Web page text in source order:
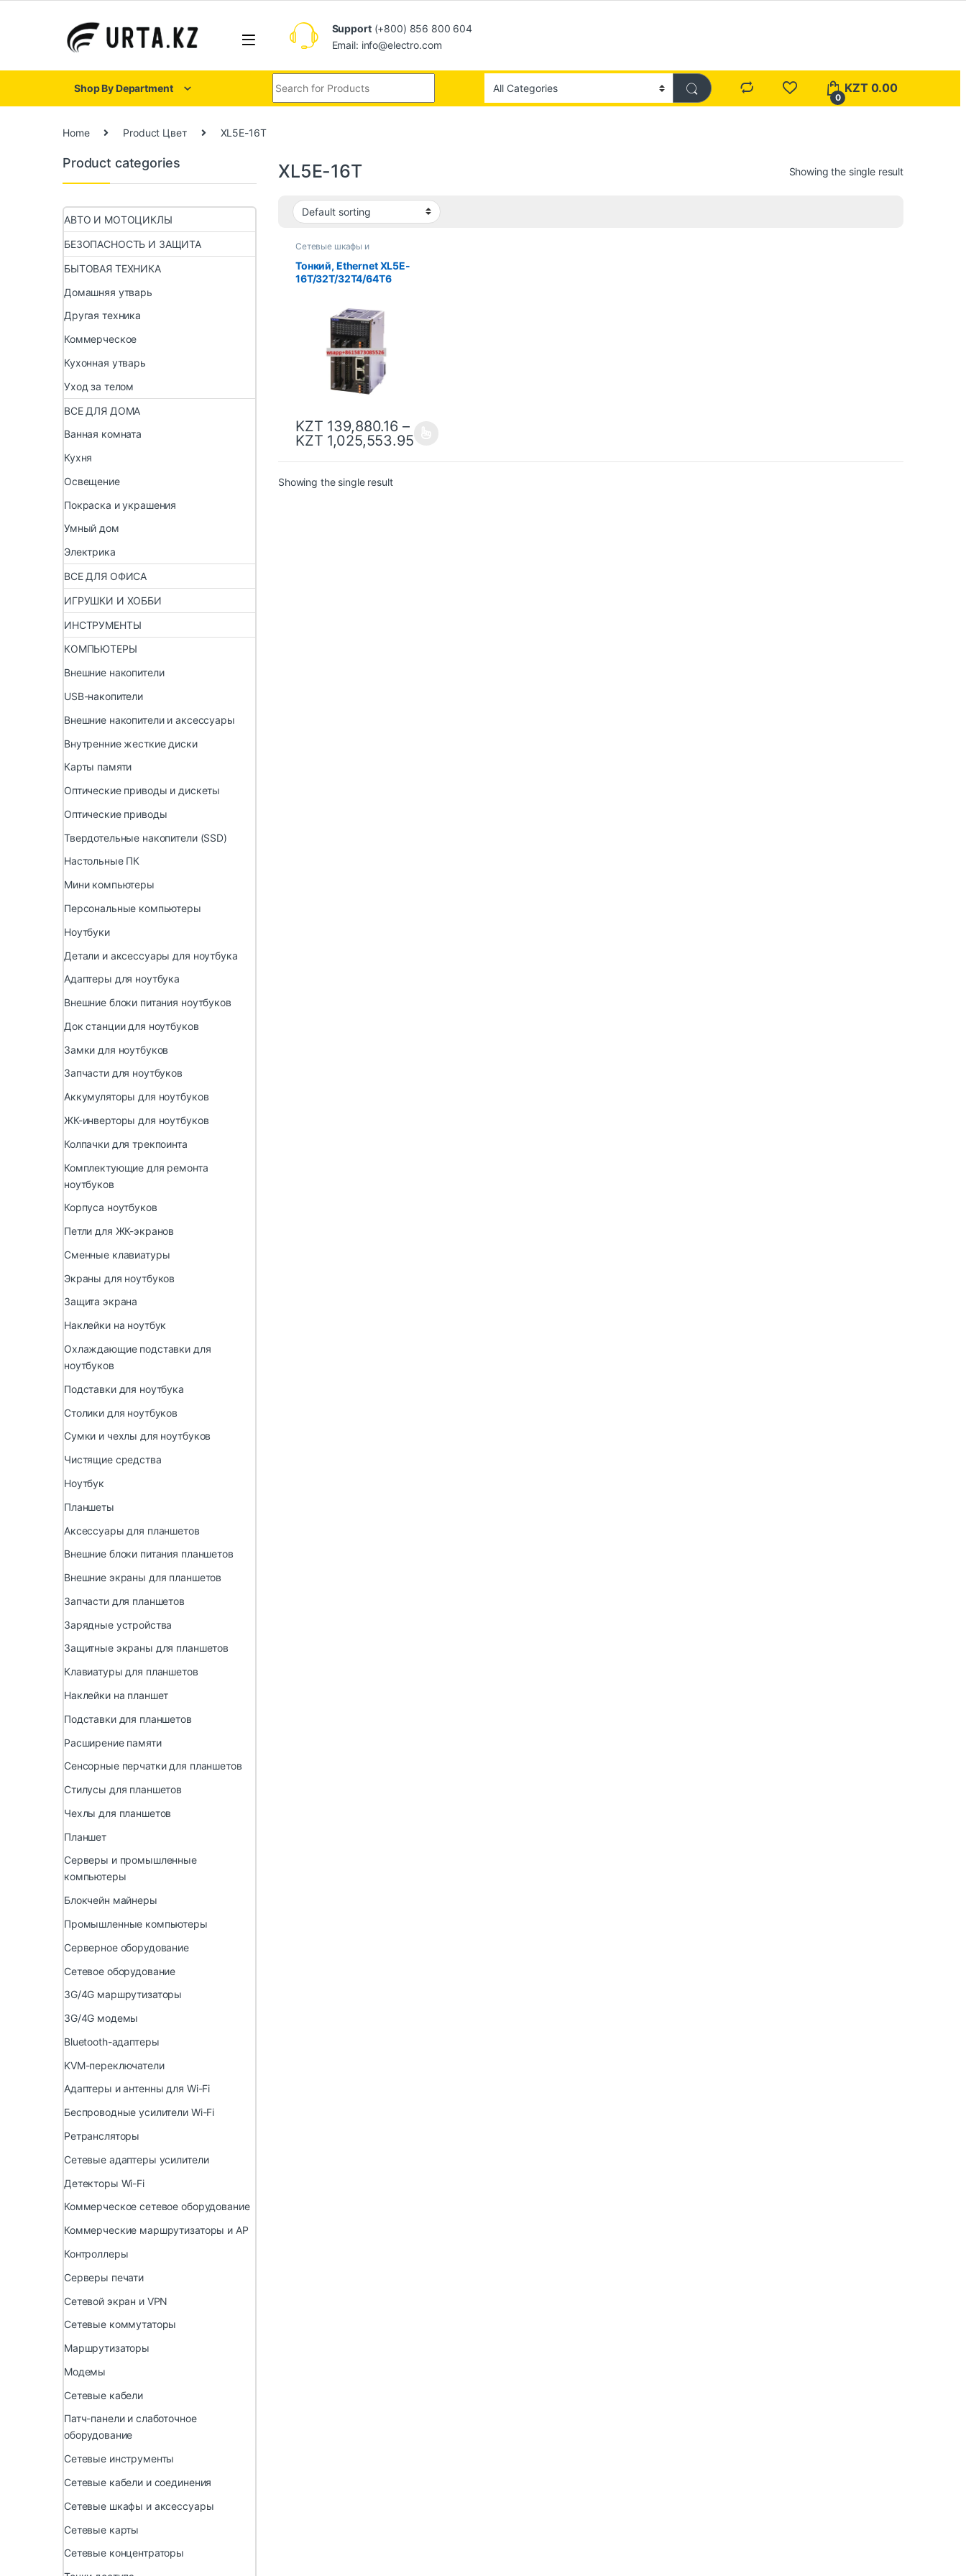
Support(+800) 856 800 604
Email: info@electro.com
Shop By Department
0
KZT 0.00
Home Product Цвет XL5E-16T
XL5E-16T Showing the single result
Сетевые шкафы и
Тонкий, Ethernet XL5E-
16T/32T/32T4/64T6
KZT 139,880.16 –
KZT 1,025,553.95
Showing the single result
Product categories
АВТО И МОТОЦИКЛЫ
БЕЗОПАСНОСТЬ И ЗАЩИТА
БЫТОВАЯ ТЕХНИКА
Домашняя утварь
Другая техника
Коммерческое
Кухонная утварь
Уход за телом
ВСЕ ДЛЯ ДОМА
Ванная комната
Кухня
Освещение
Покраска и украшения
Умный дом
Электрика
ВСЕ ДЛЯ ОФИСА
ИГРУШКИ И ХОББИ
ИНСТРУМЕНТЫ
КОМПЬЮТЕРЫ
Внешние накопители
USB-накопители
Внешние накопители и аксессуары
Внутренние жесткие диски
Карты памяти
Оптические приводы и дискеты
Оптические приводы
Твердотельные накопители (SSD)
Настольные ПК
Мини компьютеры
Персональные компьютеры
Ноутбуки
Детали и аксессуары для ноутбука
Адаптеры для ноутбука
Внешние блоки питания ноутбуков
Док станции для ноутбуков
Замки для ноутбуков
Запчасти для ноутбуков
Аккумуляторы для ноутбуков
ЖК-инверторы для ноутбуков
Колпачки для трекпоинта
Комплектующие для ремонта
ноутбуков
Корпуса ноутбуков
Петли для ЖК-экранов
Сменные клавиатуры
Экраны для ноутбуков
Защита экрана
Наклейки на ноутбук
Охлаждающие подставки для
ноутбуков
Подставки для ноутбука
Столики для ноутбуков
Сумки и чехлы для ноутбуков
Чистящие средства
Ноутбук
Планшеты
Аксессуары для планшетов
Внешние блоки питания планшетов
Внешние экраны для планшетов
Запчасти для планшетов
Зарядные устройства
Защитные экраны для планшетов
Клавиатуры для планшетов
Наклейки на планшет
Подставки для планшетов
Расширение памяти
Сенсорные перчатки для планшетов
Стилусы для планшетов
Чехлы для планшетов
Планшет
Серверы и промышленные
компьютеры
Блокчейн майнеры
Промышленные компьютеры
Серверное оборудование
Сетевое оборудование
3G/4G маршрутизаторы
3G/4G модемы
Bluetooth-адаптеры
KVM-переключатели
Адаптеры и антенны для Wi-Fi
Беспроводные усилители Wi-Fi
Ретрансляторы
Сетевые адаптеры усилители
Детекторы Wi-Fi
Коммерческое сетевое оборудование
Коммерческие маршрутизаторы и AP
Контроллеры
Серверы печати
Сетевой экран и VPN
Сетевые коммутаторы
Маршрутизаторы
Модемы
Сетевые кабели
Патч-панели и слаботочное
оборудование
Сетевые инструменты
Сетевые кабели и соединения
Сетевые шкафы и аксессуары
Сетевые карты
Сетевые концентраторы